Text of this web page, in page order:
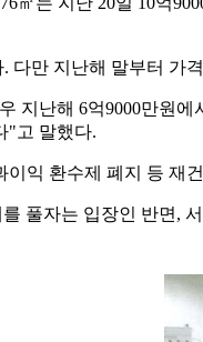
다만 지난해 말부터 가
지난해 6억9000만원
"고 말했다.
익 환수제 폐지 등 재
풀자는 입장인 반면,